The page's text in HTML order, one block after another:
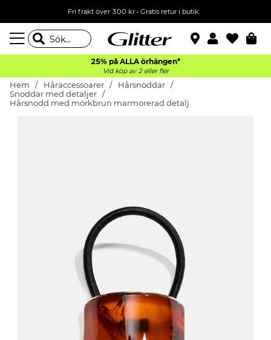
Fri frakt över 300 kr• Gratis retur i butik
25% på ALLA örhängen*
Vid köp av 2 eller fler
Hem Håraccessoarer
Hårsnoddar
Snoddar med detaljer
Hårsnodd med mörkbrun marmorerad detalj